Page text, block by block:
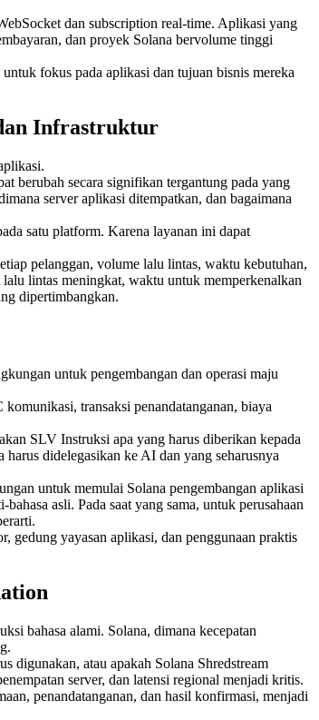
dan subscription real-time. Aplikasi yang
dan proyek Solana bervolume tinggi
fokus pada aplikasi dan tujuan bisnis mereka
Infrastruktur
berubah secara signifikan tergantung pada yang
server aplikasi ditempatkan, dan bagaimana
satu platform. Karena layanan ini dapat
pelanggan, volume lalu lintas, waktu kebutuhan,
lintas meningkat, waktu untuk memperkenalkan
dipertimbangkan.
untuk pengembangan dan operasi maju
transaksi penandatanganan, biaya
SLV Instruksi apa yang harus diberikan kepada
didelegasikan ke AI dan yang seharusnya
untuk memulai Solana pengembangan aplikasi
asli. Pada saat yang sama, untuk perusahaan
gedung yayasan aplikasi, dan penggunaan praktis
bahasa alami. Solana, dimana kecepatan
digunakan, atau apakah Solana Shredstream
server, dan latensi regional menjadi kritis.
penandatanganan, dan hasil konfirmasi, menjadi